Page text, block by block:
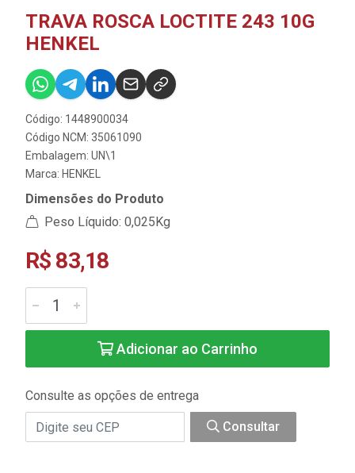
TRAVA ROSCA LOCTITE 243 10G
HENKEL
Código: 1448900034
Código NCM: 35061090
Embalagem: UN\1
Marca: HENKEL
Dimensões do Produto
Peso Líquido: 0,025Kg
R$ 83,18
Adicionar ao Carrinho
Consulte as opções de entrega
Consultar